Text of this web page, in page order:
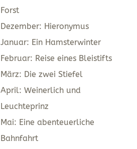
Forst
Dezember: Hieronymus
Januar: Ein Hamsterwinter
Februar: Reise eines Bleistifts
März: Die zwei Stiefel
April: Weinerlich und
Leuchteprinz
Mai: Eine abenteuerliche
Bahnfahrt